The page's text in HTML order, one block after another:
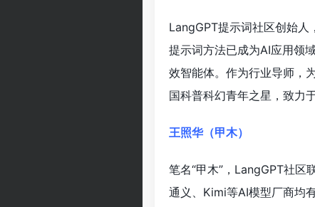
LangGPT提示词社区创始
提示词方法已成为AI应用领
效智能体。作为行业导师，
国科普科幻青年之星，致力
王照华（甲木）
笔名“甲木”，LangGPT社区
通义、Kimi等AI模型厂商均